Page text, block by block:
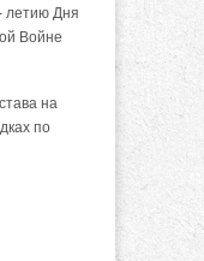
летию Дня
Войне
на
по